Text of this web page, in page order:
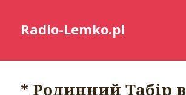
Radio-Lemko.pl
* Родинний Табір в